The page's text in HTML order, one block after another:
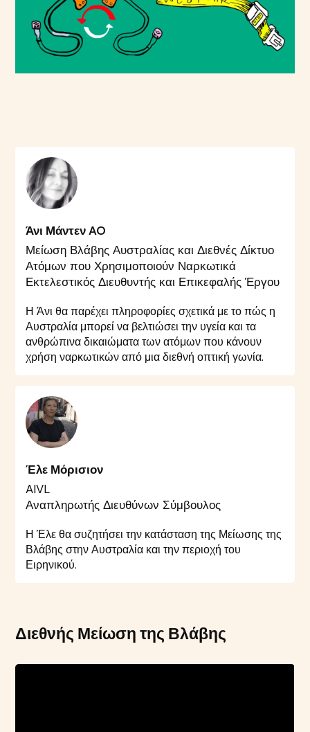
Άνι Μάντεν AO
Μείωση Βλάβης Αυστραλίας και Διεθνές Δίκτυο
Ατόμων που Χρησιμοποιούν Ναρκωτικά
Εκτελεστικός Διευθυντής και Επικεφαλής Έργου
Η Άνι θα παρέχει πληροφορίες σχετικά με το πώς η
Αυστραλία μπορεί να βελτιώσει την υγεία και τα
ανθρώπινα δικαιώματα των ατόμων που κάνουν
χρήση ναρκωτικών από μια διεθνή οπτική γωνία.
Έλε Μόρισιον
AIVL
Αναπληρωτής Διευθύνων Σύμβουλος
Η Έλε θα συζητήσει την κατάσταση της Μείωσης της
Βλάβης στην Αυστραλία και την περιοχή του
Ειρηνικού.
Διεθνής Μείωση της Βλάβης